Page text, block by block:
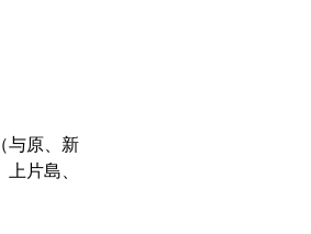
与原、新
片島、